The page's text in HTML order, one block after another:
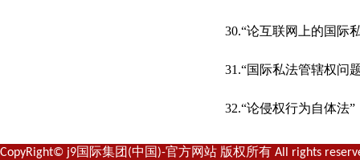
30.“论互联网上的国际
31.“国际私法管辖权问
32.“论侵权行为自体法
CopyRight© j9国际集团(中国)-官方网站 版权所有 All rights